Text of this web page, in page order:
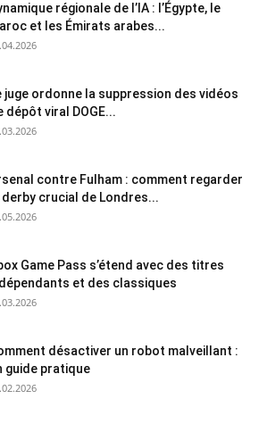
régionale de l’IA : l’Égypte, le
et les Émirats arabes...
juge ordonne la suppression des vidéos
dépôt viral DOGE...
contre Fulham : comment regarder
derby crucial de Londres...
Game Pass s’étend avec des titres
et des classiques
désactiver un robot malveillant :
guide pratique